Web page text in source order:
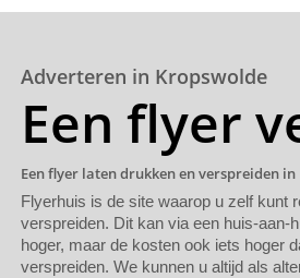
Adverteren in Kropswolde
Een flyer
Een flyer laten drukken en verspreiden
Flyerhuis is de site waarop u zelf kunt
verspreiden. Dit kan via een huis-aan-
hoger, maar de kosten ook iets hoger
verspreiden. We kunnen u altijd als